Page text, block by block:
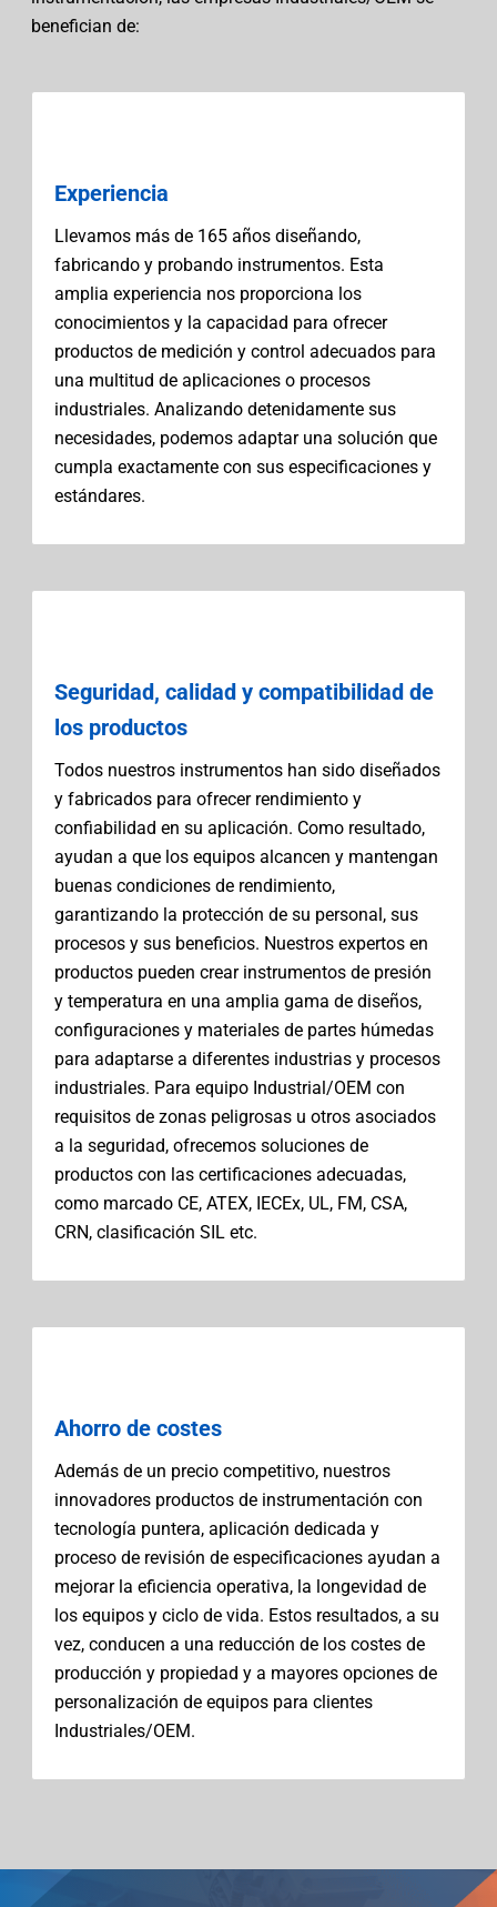
benefician de:
Experiencia
Llevamos más de 165 años diseñando,
fabricando y probando instrumentos. Esta
amplia experiencia nos proporciona los
conocimientos y la capacidad para ofrecer
productos de medición y control adecuados para
una multitud de aplicaciones o procesos
industriales. Analizando detenidamente sus
necesidades, podemos adaptar una solución que
cumpla exactamente con sus especificaciones y
estándares.
Seguridad, calidad y compatibilidad de
los productos
Todos nuestros instrumentos han sido diseñados
y fabricados para ofrecer rendimiento y
confiabilidad en su aplicación. Como resultado,
ayudan a que los equipos alcancen y mantengan
buenas condiciones de rendimiento,
garantizando la protección de su personal, sus
procesos y sus beneficios. Nuestros expertos en
productos pueden crear instrumentos de presión
y temperatura en una amplia gama de diseños,
configuraciones y materiales de partes húmedas
para adaptarse a diferentes industrias y procesos
industriales. Para equipo Industrial/OEM con
requisitos de zonas peligrosas u otros asociados
a la seguridad, ofrecemos soluciones de
productos con las certificaciones adecuadas,
como marcado CE, ATEX, IECEx, UL, FM, CSA,
CRN, clasificación SIL etc.
Ahorro de costes
Además de un precio competitivo, nuestros
innovadores productos de instrumentación con
tecnología puntera, aplicación dedicada y
proceso de revisión de especificaciones ayudan a
mejorar la eficiencia operativa, la longevidad de
los equipos y ciclo de vida. Estos resultados, a su
vez, conducen a una reducción de los costes de
producción y propiedad y a mayores opciones de
personalización de equipos para clientes
Industriales/OEM.